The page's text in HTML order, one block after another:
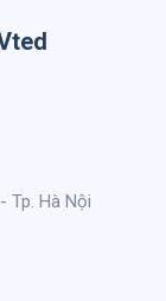
Tp. Hà Nội